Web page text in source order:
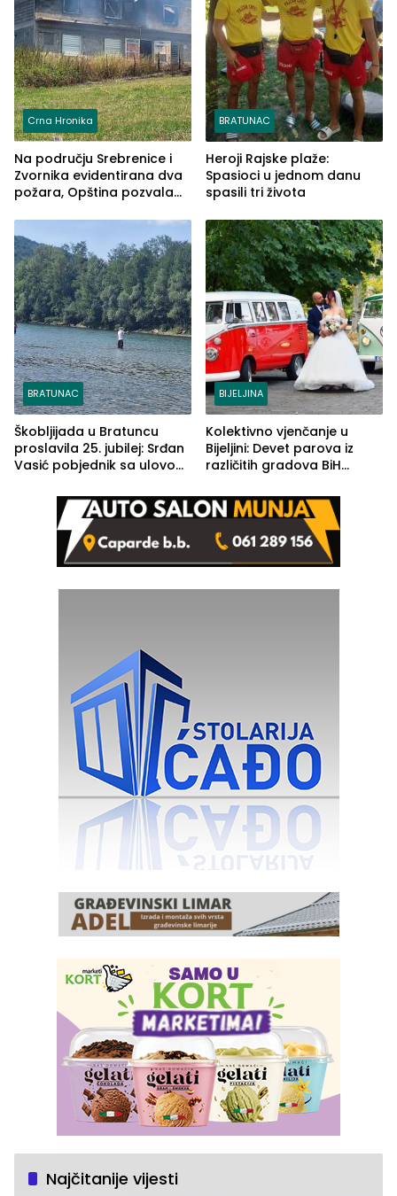
Crna Hronika
Na području Srebrenice i
Zvornika evidentirana dva
požara, Opština pozvala
BRATUNAC
Heroji Rajske plaže:
Spasioci u jednom danu
spasili tri života
BRATUNAC
Škobljijada u Bratuncu
proslavila 25. jubilej: Srđan
Vasić pobjednik sa ulovom
BIJELJINA
Kolektivno vjenčanje u
Bijeljini: Devet parova iz
različitih gradova BiH
Najčitanije vijesti